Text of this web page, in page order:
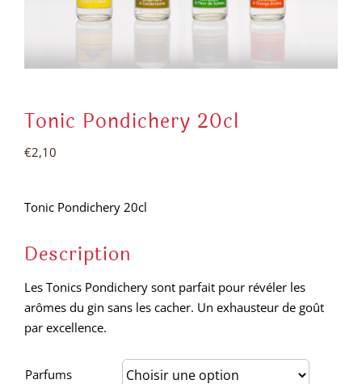
Tonic Pondichery 20cl
€2,10
Tonic Pondichery 20cl
Description
Les Tonics Pondichery sont parfait pour révéler les
arômes du gin sans les cacher. Un exhausteur de goût
par excellence.
Parfums